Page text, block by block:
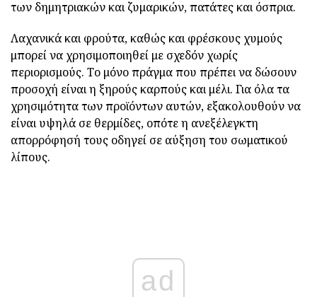
των δημητριακών και ζυμαρικών, πατάτες και όσπρια.
Λαχανικά και φρούτα, καθώς και φρέσκους χυμούς
μπορεί να χρησιμοποιηθεί με σχεδόν χωρίς
περιορισμούς. Το μόνο πράγμα που πρέπει να δώσουν
προσοχή είναι η ξηρούς καρπούς και μέλι. Για όλα τα
χρησιμότητα των προϊόντων αυτών, εξακολουθούν να
είναι υψηλά σε θερμίδες, οπότε η ανεξέλεγκτη
απορρόφησή τους οδηγεί σε αύξηση του σωματικού
λίπους.
ad